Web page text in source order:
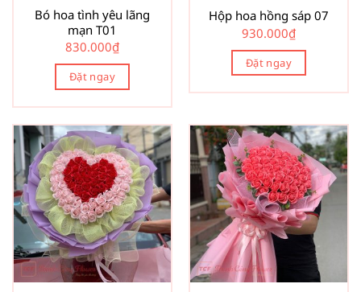
Bó hoa tình yêu lãng
mạn T01
830.000₫
Đặt ngay
Hộp hoa hồng sáp 07
930.000₫
Đặt ngay